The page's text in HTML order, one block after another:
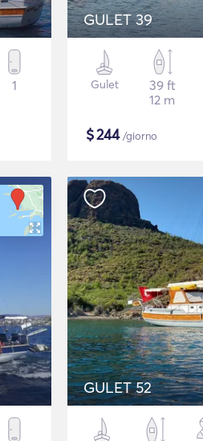
1
GULET 39
Gulet
39 ft
12 m
$244/giorno
GULET 52